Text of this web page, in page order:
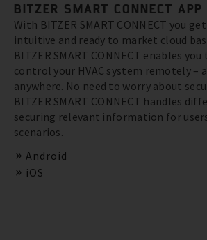
BITZER SMART CONNECT APP
With BITZER SMART CONNECT you
intuitive and ready to market cloud
BITZER SMART CONNECT enables
control your HVAC system remotely –
anywhere. No need to worry about
BITZER SMART CONNECT handles
securing relevant information for
scenarios.
Android
iOS